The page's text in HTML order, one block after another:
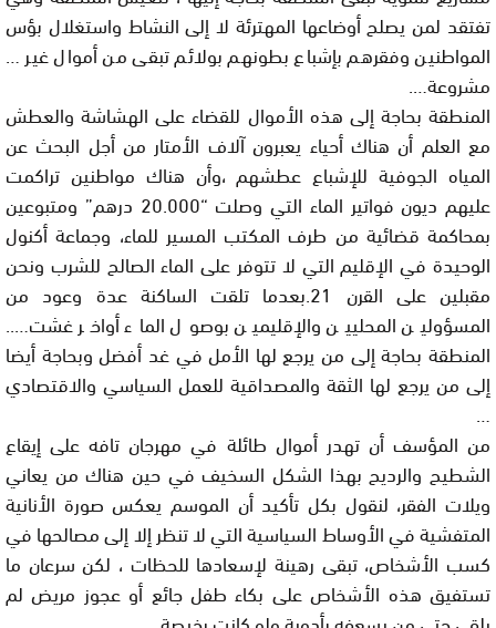
تفتقد لمن يصلح أوضاعها المهترئة لا إلى النشاط واستغلال بؤس
المواطنين وفقرهم بإشباع بطونهم بولائم تبقى من أموال غير …
مشروعة….
المنطقة بحاجة إلى هذه الأموال للقضاء على الهشاشة والعطش
مع العلم أن هناك أحياء يعبرون آلاف الأمتار من أجل البحث عن
المياه الجوفية للإشباع عطشهم ،وأن هناك مواطنين تراكمت
عليهم ديون فواتير الماء التي وصلت “20.000 درهم” ومتبوعين
بمحاكمة قضائية من طرف المكتب المسير للماء، وجماعة أكنول
الوحيدة في الإقليم التي لا تتوفر على الماء الصالح للشرب ونحن
مقبلين على القرن 21.بعدما تلقت الساكنة عدة وعود من
المسؤولين المحليين والإقليمين بوصول الماء أواخر غشت…..
المنطقة بحاجة إلى من يرجع لها الأمل في غد أفضل وبحاجة أيضا
إلى من يرجع لها الثقة والمصداقية للعمل السياسي والاقتصادي
…
من المؤسف أن تهدر أموال طائلة في مهرجان تافه على إيقاع
الشطيح والرديح بهذا الشكل السخيف في حين هناك من يعاني
ويلات الفقر، لنقول بكل تأكيد أن الموسم يعكس صورة الأنانية
المتفشية في الأوساط السياسية التي لا تنظر إلا إلى مصالحها في
كسب الأشخاص، تبقى رهينة لإسعادها للحظات ، لكن سرعان ما
تستفيق هذه الأشخاص على بكاء طفل جائع أو عجوز مريض لم